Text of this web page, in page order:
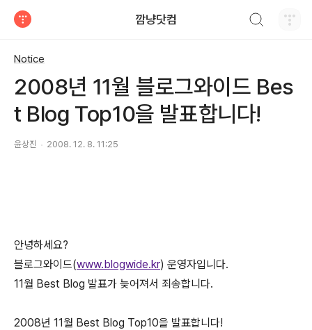
깜냥닷컴
Notice
2008년 11월 블로그와이드 Bes
t Blog Top10을 발표합니다!
윤상진 2008. 12. 8. 11:25
안녕하세요?
블로그와이드(www.blogwide.kr) 운영자입니다.
11월 Best Blog 발표가 늦어져서 죄송합니다.
2008년 11월 Best Blog Top10을 발표합니다!